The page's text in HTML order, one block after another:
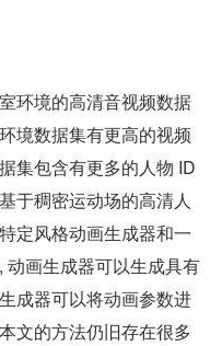
环境的高清音视频数据
境数据集有更高的视频
集包含有更多的人物 ID
于稠密运动场的高清人
定风格动画生成器和一
画生成器可以生成具有
成器可以将动画参数进
文的方法仍旧存在很多